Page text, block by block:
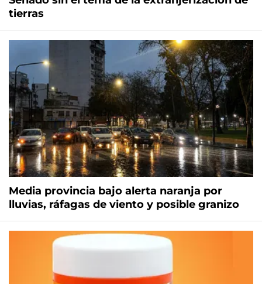
tierras
Media provincia bajo alerta naranja por
lluvias, ráfagas de viento y posible granizo